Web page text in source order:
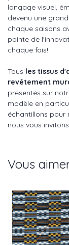
langage visuel,
devenu une
chaque saisons
pointe de
chaque fois!
Tous les tissus
revêtement
présentés sur
modèle en
échantillons pour
nous vous
Vous